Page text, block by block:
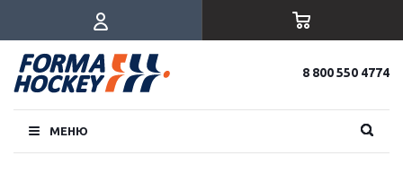
8 800 550 4774
МЕНЮ